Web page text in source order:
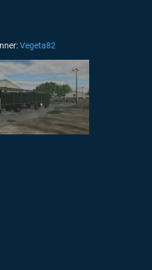
Vegeta82